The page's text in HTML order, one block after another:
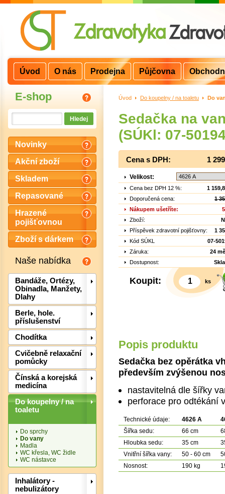
E-shop
Novinky
Akční zboží
Skladem
Repasované
Hrazené
pojišťovnou
Zboží s dárkem
Naše nabídka
Bandáže, Ortézy,
Obinadla, Manžety,
Dlahy
Berle, hole.
příslušenství
Chodítka
Cvičebně relaxační
pomůcky
Čínská a korejská
medicína
Do koupelny / na
toaletu
Do sprchy
Do vany
Madla
WC křesla, WC židle
WC nástavce
Inhalátory -
nebulizátory
Úvod > Do koupelny / na toaletu > Do
Sedačka na
(SÚKl: 07-
Cena s DPH: 1
Velikost:
Cena bez DPH 12 %:
1
Doporučená cena:
1
Nákupem ušetříte:
Zboží:
Příspěvek zdravotní pojišťovny:
1
Kód SÚKL
07-
Záruka:
24
Dostupnost:
Koupit: ks
Popis produktu
Sedačka bez opěrátka
především zvýšenou
nastavitelná dle šířky
perforace pro odtékání
Technické údaje: 4626 A
Šířka sedu:
66 cm
Hloubka sedu:
35 cm
Vnitřní šířka vany:
50 - 60 cm
Nosnost:
190 kg
Úvod O nás Prodejna Půjčovna